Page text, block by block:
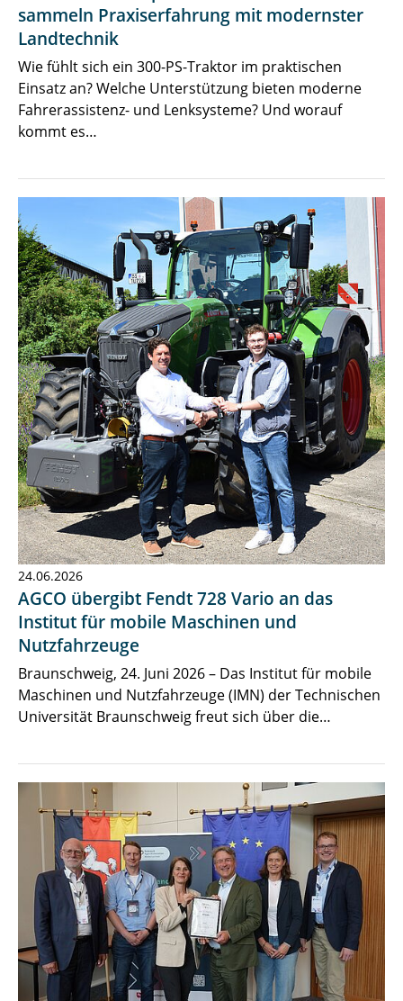
sammeln Praxiserfahrung mit modernster
Landtechnik
Wie fühlt sich ein 300-PS-Traktor im praktischen
Einsatz an? Welche Unterstützung bieten moderne
Fahrerassistenz- und Lenksysteme? Und worauf
kommt es…
24.06.2026
AGCO übergibt Fendt 728 Vario an das
Institut für mobile Maschinen und
Nutzfahrzeuge
Braunschweig, 24. Juni 2026 – Das Institut für mobile
Maschinen und Nutzfahrzeuge (IMN) der Technischen
Universität Braunschweig freut sich über die…